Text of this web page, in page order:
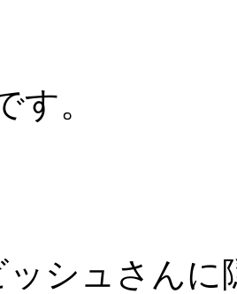
す。
シュさん